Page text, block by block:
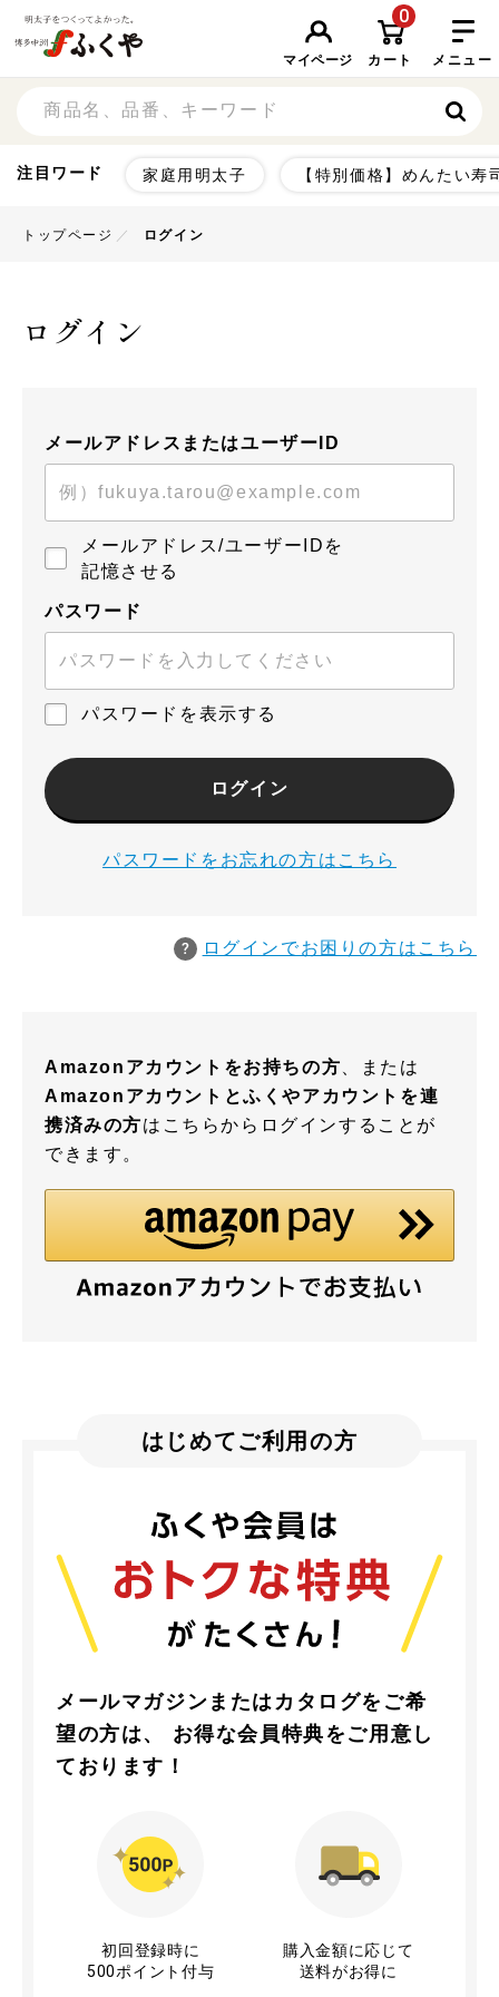
マイページ カート
0
注目ワード 家庭用明太子 【特別価格】めんたい寿
メニュー
トップページ ログイン
ログイン
メールアドレスまたはユーザーID
メールアドレス/ユーザーIDを
記憶させる
パスワード
パスワードを表示する
ログイン
パスワードをお忘れの方はこちら
ログインでお困りの方はこちら
Amazonアカウントをお持ちの方 、または
Amazonアカウントとふくやアカウントを連
携済みの方はこちらからログインすることが
できます。
はじめてご利用の方
メールマガジンまたはカタログをご希
望の方は、
お得な会員特典をご用意し
ております！
初回登録時に
500ポイント付与
購入金額に応じて
送料がお得に